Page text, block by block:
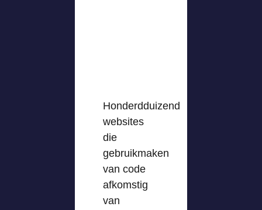
Honderdduizend
websites
die
gebruikmaken
van code
afkomstig
van